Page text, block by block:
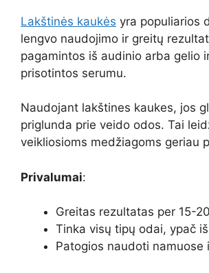
Lakštinės kaukės yra populiarios
lengvo naudojimo ir greitų
pagamintos iš audinio arba gelio
prisotintos serumu.
Naudojant lakštines kaukes, jos
priglunda prie veido odos. Tai
veikliosioms medžiagoms geriau
Privalumai:
Greitas rezultatas per 15-
Tinka visų tipų odai, ypač
Patogios naudoti namuose